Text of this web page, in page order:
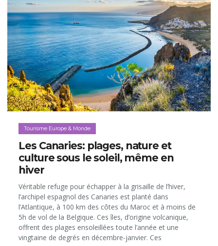
Tourisme Europe & Monde
Les Canaries: plages, nature et
culture sous le soleil, même en
hiver
Véritable refuge pour échapper à la grisaille de l’hiver,
l’archipel espagnol des Canaries est planté dans
l’Atlantique, à 100 km des côtes du Maroc et à moins de
5h de vol de la Belgique. Ces îles, d’origine volcanique,
offrent des plages ensoleillées toute l’année et une
vingtaine de degrés en décembre-janvier. Ces